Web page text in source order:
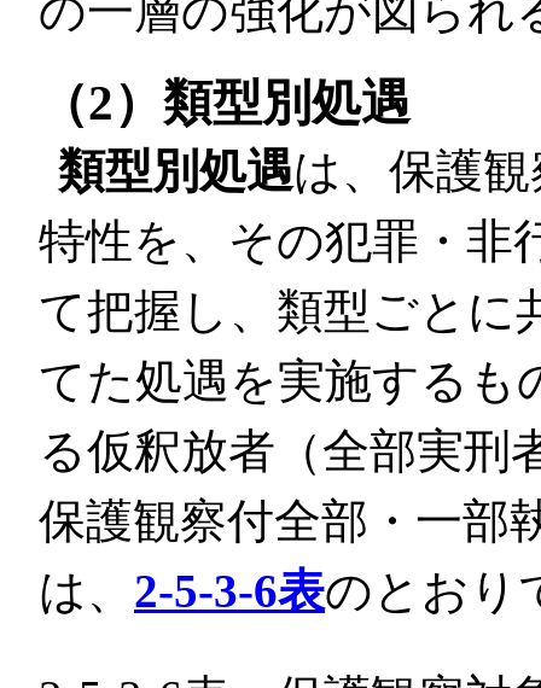
の一層の強化が図られ
（2）類型別処遇
類型別処遇は、保護
特性を、その犯罪・非
て把握し、類型ごとに
てた処遇を実施するも
る仮釈放者（全部実刑
保護観察付全部・一部
は、 2-5-3-6表のとおり